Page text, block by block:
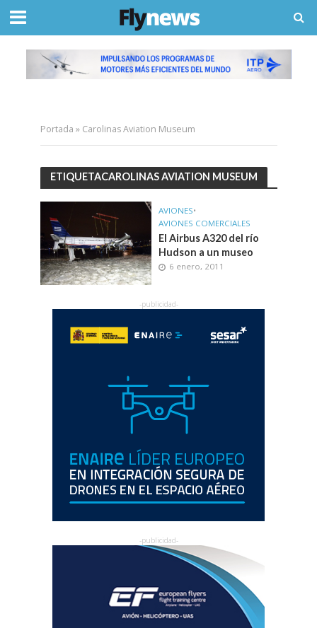
Portada » Carolinas Aviation Museum
ETIQUETACAROLINAS AVIATION MUSEUM
AVIONES•
AVIONES COMERCIALES
El Airbus A320 del río
Hudson a un museo
6 enero, 2011